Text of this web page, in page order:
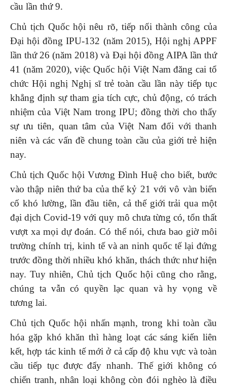
cầu lần thứ 9.
Chủ tịch Quốc hội nêu rõ, tiếp nối thành công của
Đại hội đồng IPU-132 (năm 2015), Hội nghị APPF
lần thứ 26 (năm 2018) và Đại hội đồng AIPA lần thứ
41 (năm 2020), việc Quốc hội Việt Nam đăng cai tổ
chức Hội nghị Nghị sĩ trẻ toàn cầu lần này tiếp tục
khẳng định sự tham gia tích cực, chủ động, có trách
nhiệm của Việt Nam trong IPU; đồng thời cho thấy
sự ưu tiên, quan tâm của Việt Nam đối với thanh
niên và các vấn đề chung toàn cầu của giới trẻ hiện
nay.
Chủ tịch Quốc hội Vương Đình Huệ cho biết, bước
vào thập niên thứ ba của thế kỷ 21 với vô vàn biến
cố khó lường, lần đầu tiên, cả thế giới trải qua một
đại dịch Covid-19 với quy mô chưa từng có, tổn thất
vượt xa mọi dự đoán. Có thể nói, chưa bao giờ môi
trường chính trị, kinh tế và an ninh quốc tế lại đứng
trước đồng thời nhiều khó khăn, thách thức như hiện
nay. Tuy nhiên, Chủ tịch Quốc hội cũng cho rằng,
chúng ta vẫn có quyền lạc quan và hy vọng về
tương lai.
Chủ tịch Quốc hội nhấn mạnh, trong khi toàn cầu
hóa gặp khó khăn thì hàng loạt các sáng kiến liên
kết, hợp tác kinh tế mới ở cả cấp độ khu vực và toàn
cầu tiếp tục được đẩy nhanh. Thế giới không có
chiến tranh, nhân loại không còn đói nghèo là điều